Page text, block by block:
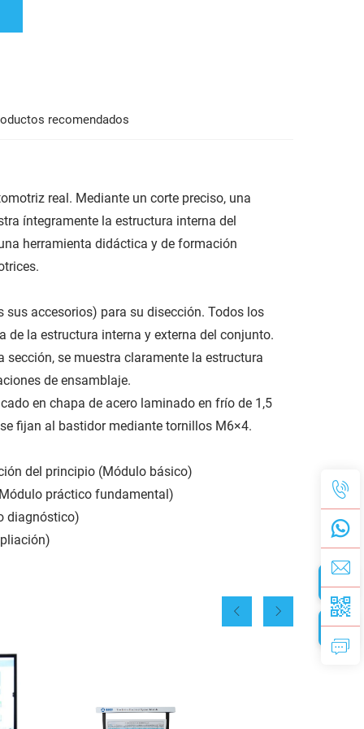
recomendados
real. Mediante un corte preciso, una
íntegramente la estructura interna del
herramienta didáctica y de formación
accesorios) para su disección. Todos los
la estructura interna y externa del conjunto.
se muestra claramente la estructura
de ensamblaje.
en chapa de acero laminado en frío de 1,5
fijan al bastidor mediante tornillos M6×4.
del principio (Módulo básico)
práctico fundamental)
diagnóstico)